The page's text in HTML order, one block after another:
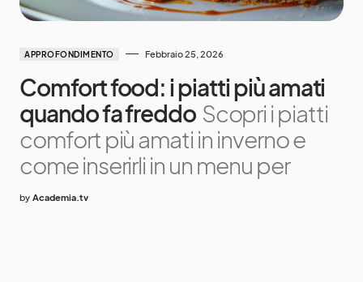
APPROFONDIMENTO Febbraio 25, 2026
Comfort food: i piatti più amati
quando fa freddo Scopri i piatti
comfort più amati in inverno e
come inserirli in un menu per
by Academia.tv